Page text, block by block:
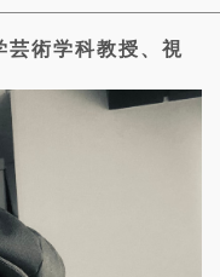
芸術学科教授、視